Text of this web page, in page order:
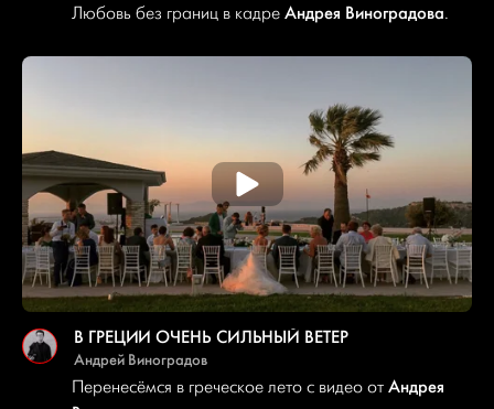
Любовь без границ в кадре Андрея Виноградова.
В ГРЕЦИИ ОЧЕНЬ СИЛЬНЫЙ ВЕТЕР
Андрей Виноградов
Перенесёмся в греческое лето с видео от Андрея